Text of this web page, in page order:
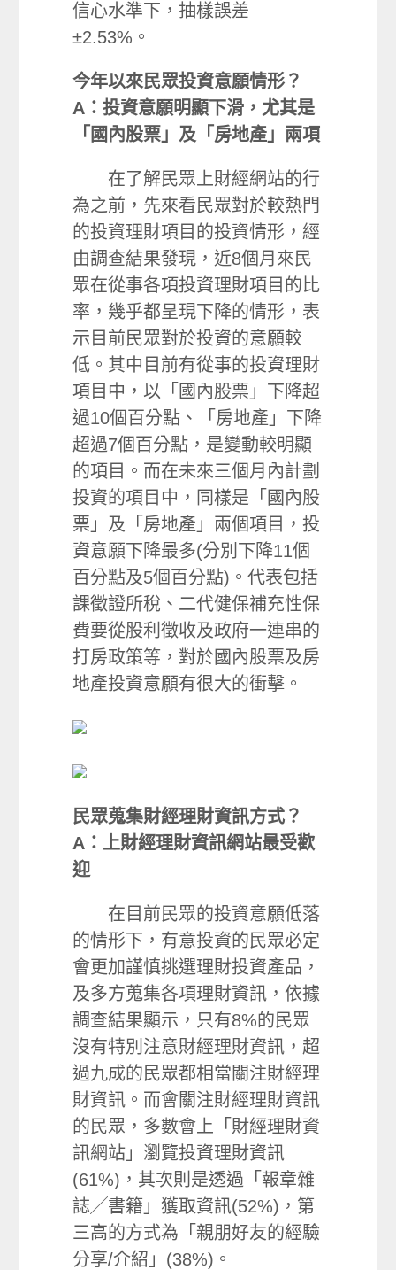
信心水準下，抽樣誤差
±2.53%。
今年以來民眾投資意願情形？
A：投資意願明顯下滑，尤其是
「國內股票」及「房地產」兩項
在了解民眾上財經網站的行
為之前，先來看民眾對於較熱門
的投資理財項目的投資情形，經
由調查結果發現，近8個月來民
眾在從事各項投資理財項目的比
率，幾乎都呈現下降的情形，表
示目前民眾對於投資的意願較
低。其中目前有從事的投資理財
項目中，以「國內股票」下降超
過10個百分點、「房地產」下降
超過7個百分點，是變動較明顯
的項目。而在未來三個月內計劃
投資的項目中，同樣是「國內股
票」及「房地產」兩個項目，投
資意願下降最多(分別下降11個
百分點及5個百分點)。代表包括
課徵證所稅、二代健保補充性保
費要從股利徵收及政府一連串的
打房政策等，對於國內股票及房
地產投資意願有很大的衝擊。
民眾蒐集財經理財資訊方式？
A：上財經理財資訊網站最受歡
迎
在目前民眾的投資意願低落
的情形下，有意投資的民眾必定
會更加謹慎挑選理財投資產品，
及多方蒐集各項理財資訊，依據
調查結果顯示，只有8%的民眾
沒有特別注意財經理財資訊，超
過九成的民眾都相當關注財經理
財資訊。而會關注財經理財資訊
的民眾，多數會上「財經理財資
訊網站」瀏覽投資理財資訊
(61%)，其次則是透過「報章雜
誌╱書籍」獲取資訊(52%)，第
三高的方式為「親朋好友的經驗
分享/介紹」(38%)。